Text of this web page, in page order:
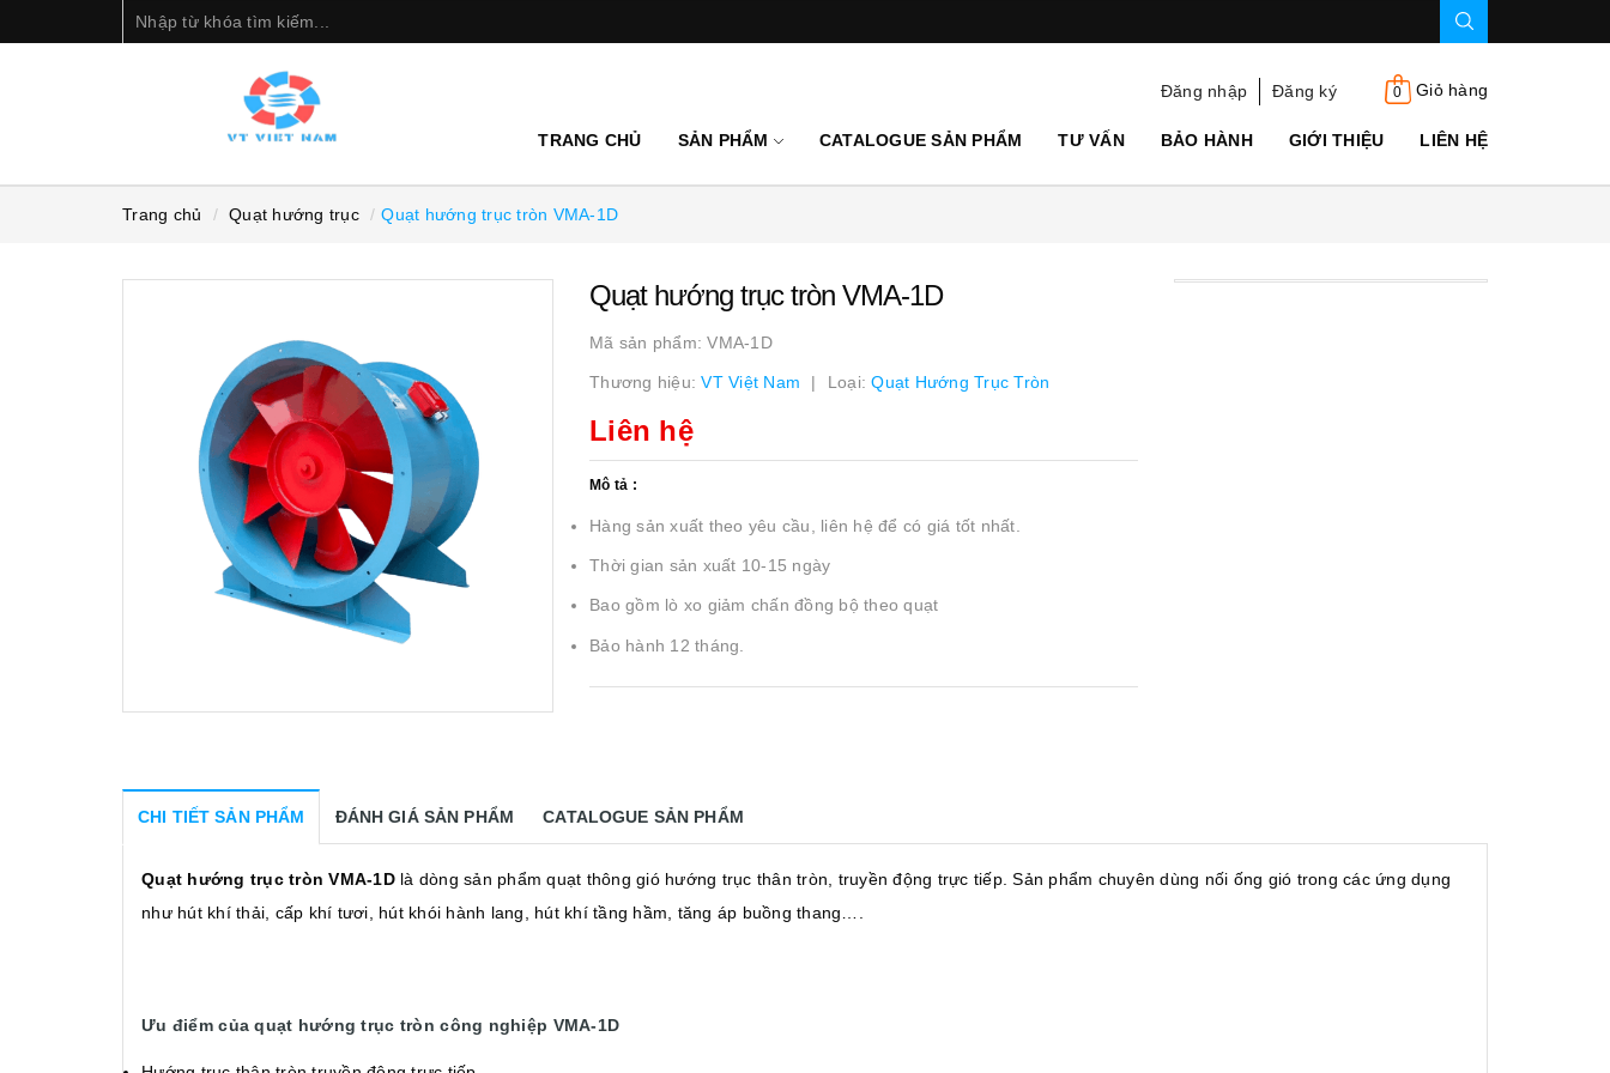
Đăng nhập Đăng ký 0 Giỏ hàng
TRANG CHỦ SẢN PHẨM CATALOGUE SẢN PHẨM TƯ VẤN BẢO HÀNH GIỚI THIỆU LIÊN HỆ
Trang chủ Quạt hướng trục Quạt hướng trục tròn VMA-1D
Quạt hướng trục tròn VMA-1D
Mã sản phẩm:VMA-1D
Thương hiệu:VT Việt Nam Loại:Quạt Hướng Trục Tròn
Liên hệ
Mô tả :
Hàng sản xuất theo yêu cầu, liên hệ để có giá tốt nhất.
Thời gian sản xuất 10-15 ngày
Bao gồm lò xo giảm chấn đồng bộ theo quạt
Bảo hành 12 tháng.
CHI TIẾT SẢN PHẨM ĐÁNH GIÁ SẢN PHẨM CATALOGUE SẢN PHẨM
Quạt hướng trục tròn VMA-1D là dòng sản phẩm quạt thông gió hướng trục thân tròn, truyền động trực tiếp. Sản phẩm chuyên dùng nối ống gió trong các ứng dụng
như hút khí thải, cấp khí tươi, hút khói hành lang, hút khí tầng hầm, tăng áp buồng thang….
Ưu điểm của quạt hướng trục tròn công nghiệp VMA-1D